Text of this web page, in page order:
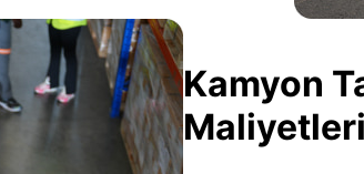
Kamyon
Maliyetleri